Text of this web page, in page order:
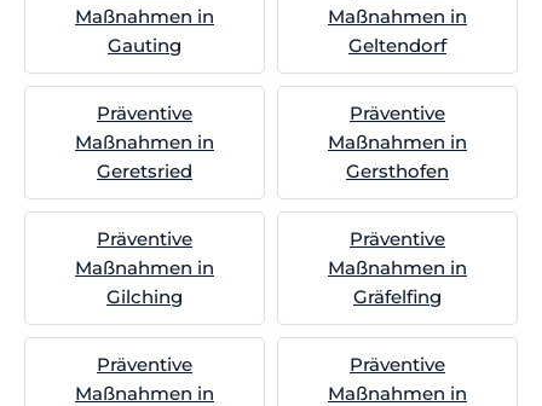
Maßnahmen in
Gauting
Maßnahmen in
Geltendorf
Präventive
Maßnahmen in
Geretsried
Präventive
Maßnahmen in
Gersthofen
Präventive
Maßnahmen in
Gilching
Präventive
Maßnahmen in
Gräfelfing
Präventive
Maßnahmen in
Präventive
Maßnahmen in